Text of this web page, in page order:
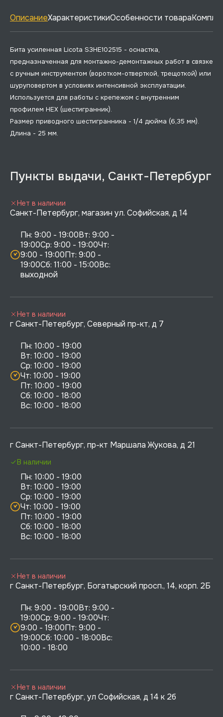
ОписаниеХарактеристикиОсобенности товара
Бита усиленная Licota S3HE102515 - оснастка,
предназначенная для монтажно-демонтажных работ в связке
с ручным инструментом (воротком-отверткой, трещоткой) или
шуруповертом в условиях интенсивной эксплуатации.
Используется для работы с крепежом с внутренним
профилем HEX (шестигранник).
Размер приводного шестигранника - 1/4 дюйма (6,35 мм).
Длина - 25 мм.
Пункты выдачи, Санкт-Петербург
Санкт-Петербург, магазин ул. Софийская, д 14
Пн: 9:00 - 19:00Вт: 9:00 -
19:00Ср: 9:00 - 19:00Чт:
9:00 - 19:00Пт: 9:00 -
19:00Сб: 11:00 - 15:00Вс:
выходной
Нет в наличии
г Санкт-Петербург, Северный пр-кт, д 7
Пн: 10:00 - 19:00
Вт: 10:00 - 19:00
Ср: 10:00 - 19:00
Чт: 10:00 - 19:00
Пт: 10:00 - 19:00
Сб: 10:00 - 18:00
Нет в наличии
г Санкт-Петербург, пр-кт Маршала Жукова, д 21
Пн: 10:00 - 19:00
Вт: 10:00 - 19:00
Ср: 10:00 - 19:00
Чт: 10:00 - 19:00
Пт: 10:00 - 19:00
Сб: 10:00 - 18:00
В наличии
г Санкт-Петербург, Богатырский просп., 14, корп. 2Б
Пн: 9:00 - 19:00Вт: 9:00 -
19:00Ср: 9:00 - 19:00Чт:
9:00 - 19:00Пт: 9:00 -
19:00Сб: 10:00 - 18:00Вс:
10:00 - 18:00
Нет в наличии
г Санкт-Петербург, ул Софийская, д 14 к 2б
Нет в наличии